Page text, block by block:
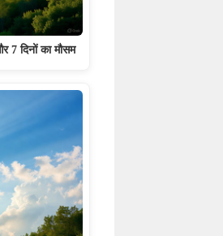
दिनों का मौसम